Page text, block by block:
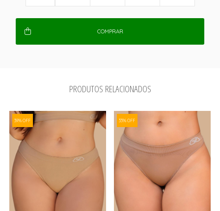
COMPRAR
PRODUTOS RELACIONADOS
39% OFF 33% OFF